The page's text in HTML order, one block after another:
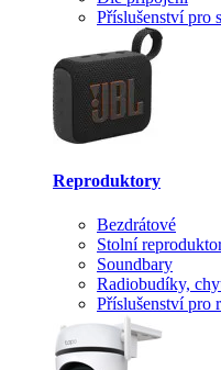
Příslušenství pro
Reproduktory
Bezdrátové
Stolní
Soundbary
Radiobudíky,
Příslušenství pro